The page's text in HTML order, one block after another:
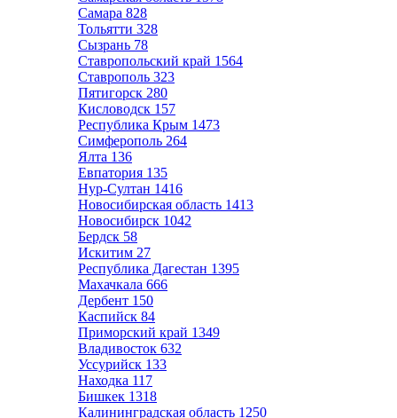
Самара 828
Тольятти 328
Сызрань 78
Ставропольский край 1564
Ставрополь 323
Пятигорск 280
Кисловодск 157
Республика Крым 1473
Симферополь 264
Ялта 136
Евпатория 135
Нур-Султан 1416
Новосибирская область 1413
Новосибирск 1042
Бердск 58
Искитим 27
Республика Дагестан 1395
Махачкала 666
Дербент 150
Каспийск 84
Приморский край 1349
Владивосток 632
Уссурийск 133
Находка 117
Бишкек 1318
Калининградская область 1250